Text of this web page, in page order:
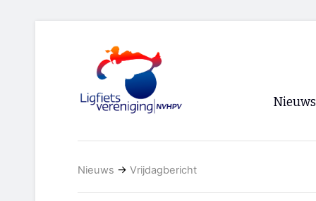
Nieuws
Nieuws → Vrijdagbericht